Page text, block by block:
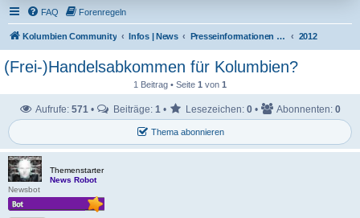
FAQ Forenregeln
Kolumbien Community Infos | News Presseinformationen & Neuigkeiten 2012
(Frei-)Handelsabkommen für Kolumbien?
1 Beitrag • Seite 1 von 1
Thema abonnieren
Aufrufe: 571 • Beiträge: 1 • Lesezeichen: 0 • Abonnenten: 0
Themenstarter
News Robot
Newsbot